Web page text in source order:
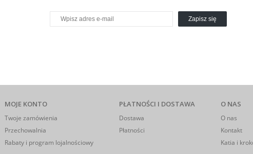
Zapisz się
MOJE KONTO
Twoje zamówienia
Przechowalnia
Rabaty i program lojalnościowy
PŁATNOŚCI I DOSTAWA
Dostawa
Płatności
O NAS
O nas
Kontakt
Katia i